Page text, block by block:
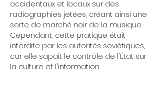
occidentaux et locaux sur des
radiographies jetées, créant ainsi une
sorte de marché noir de la musique.
Cependant, cette pratique était
interdite par les autorités soviétiques,
car elle sapait le contrôle de l'État sur
la culture et l'information.